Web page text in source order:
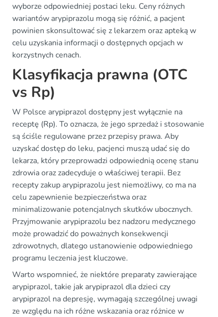
wyborze odpowiedniej postaci leku. Ceny różnych
wariantów arypiprazolu mogą się różnić, a pacjent
powinien skonsultować się z lekarzem oraz apteką w
celu uzyskania informacji o dostępnych opcjach w
korzystnych cenach.
Klasyfikacja prawna (OTC
vs Rp)
W Polsce arypiprazol dostępny jest wyłącznie na
receptę (Rp). To oznacza, że jego sprzedaż i stosowanie
są ściśle regulowane przez przepisy prawa. Aby
uzyskać dostęp do leku, pacjenci muszą udać się do
lekarza, który przeprowadzi odpowiednią ocenę stanu
zdrowia oraz zadecyduje o właściwej terapii. Bez
recepty zakup arypiprazolu jest niemożliwy, co ma na
celu zapewnienie bezpieczeństwa oraz
minimalizowanie potencjalnych skutków ubocznych.
Przyjmowanie arypiprazolu bez nadzoru medycznego
może prowadzić do poważnych konsekwencji
zdrowotnych, dlatego ustanowienie odpowiedniego
programu leczenia jest kluczowe.
Warto wspomnieć, że niektóre preparaty zawierające
arypiprazol, takie jak arypiprazol dla dzieci czy
arypiprazol na depresję, wymagają szczególnej uwagi
ze względu na ich różne wskazania oraz różnice w